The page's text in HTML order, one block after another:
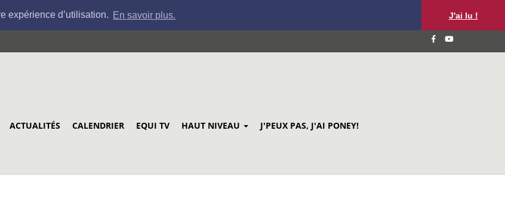
expérience d’utilisation. En savoir plus. J'ai lu !
ACTUALITÉS CALENDRIER EQUI TV HAUT NIVEAU J'PEUX PAS, J'AI PONEY!